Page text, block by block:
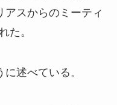
アスからのミーティ
た。
述べている。